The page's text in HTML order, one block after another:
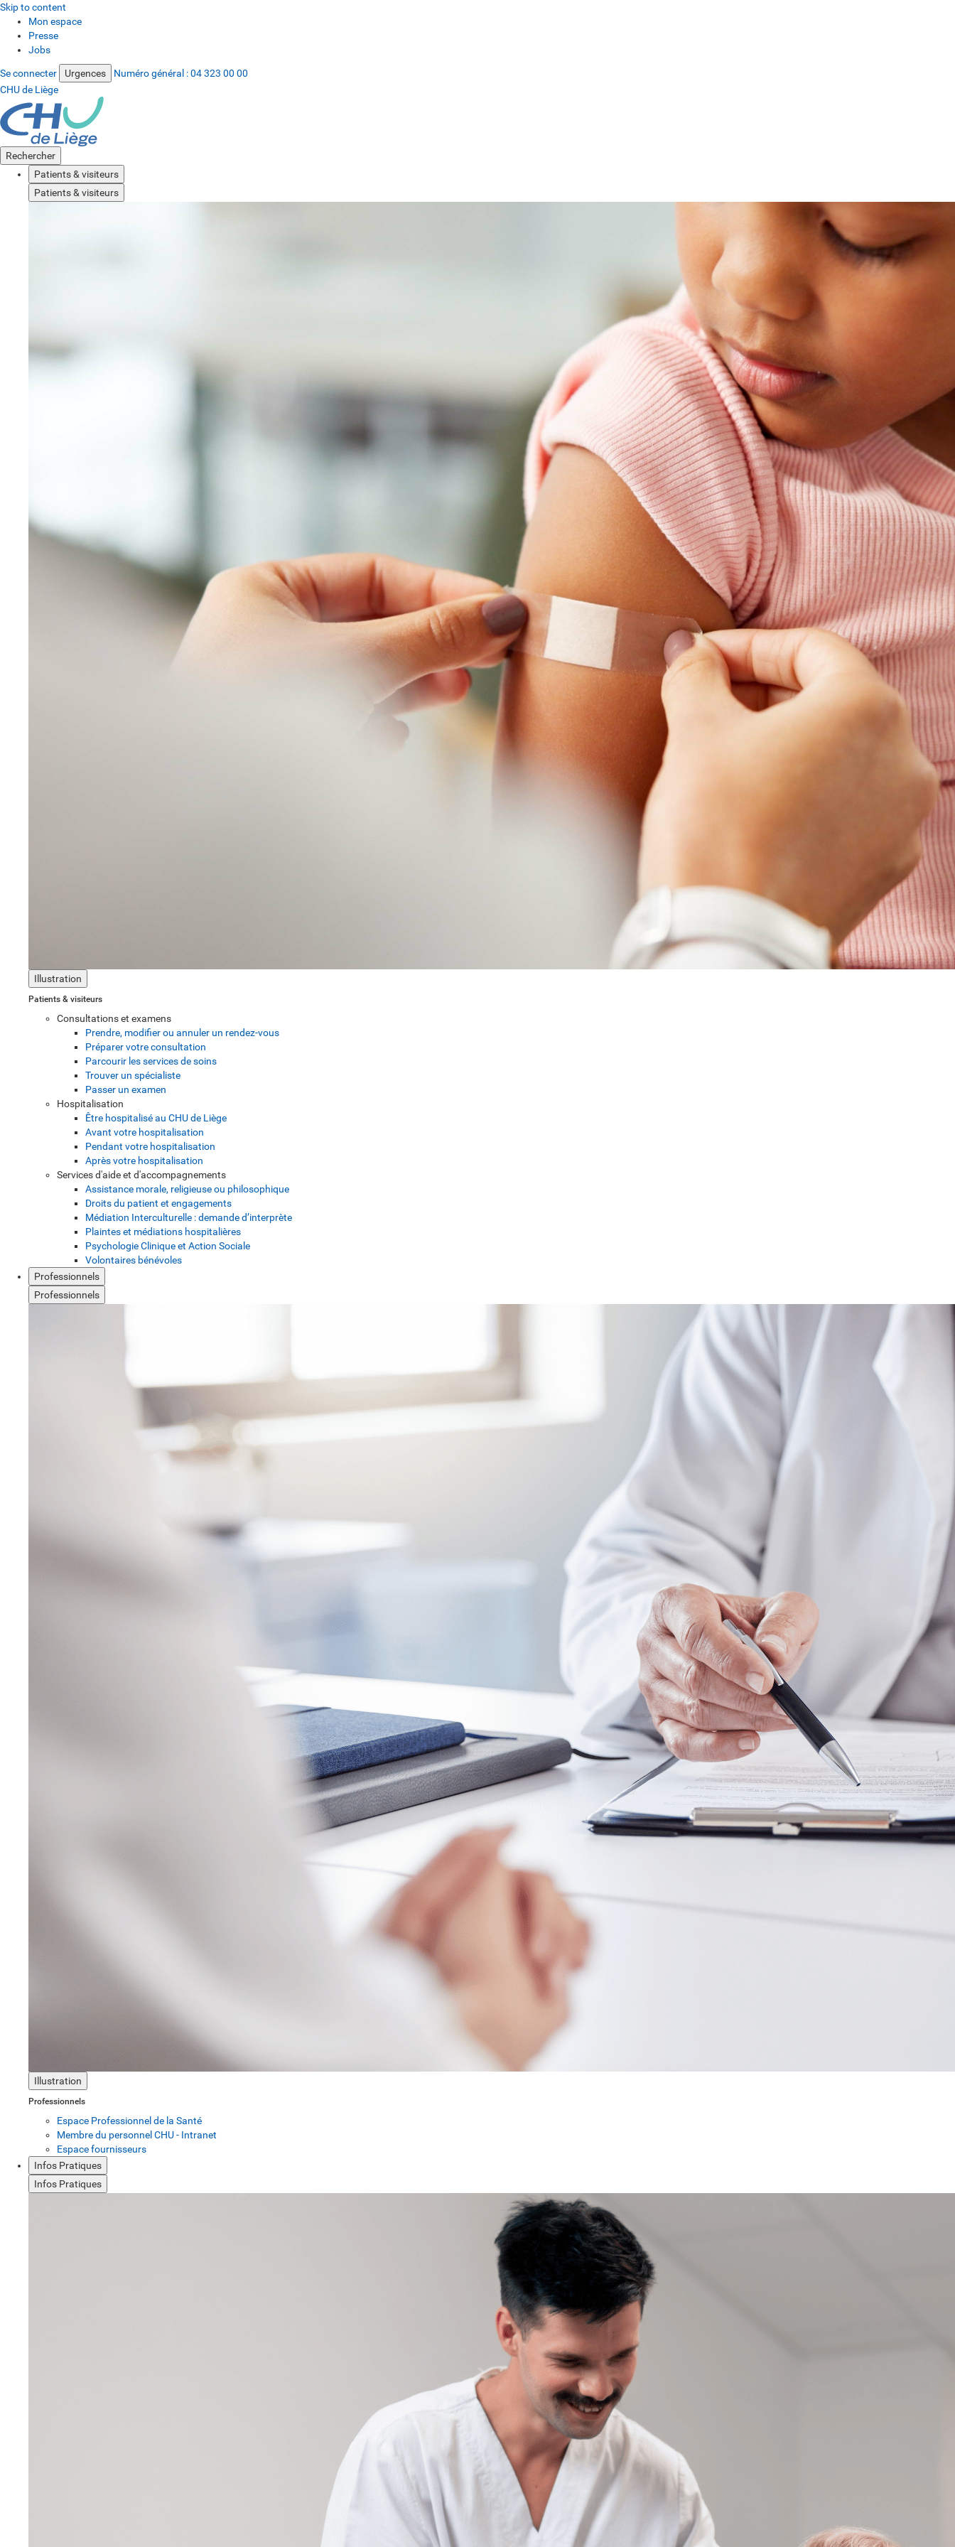
Skip to content
Mon espace
Presse
Jobs
Se connecter Urgences Numéro général :04 323 00 00
CHU de Liège
Rechercher
Patients & visiteurs
Patients & visiteurs
Illustration
Patients & visiteurs
Consultations et examens
Prendre, modifier ou annuler un rendez-vous
Préparer votre consultation
Parcourir les services de soins
Trouver un spécialiste
Passer un examen
Hospitalisation
Être hospitalisé au CHU de Liège
Avant votre hospitalisation
Pendant votre hospitalisation
Après votre hospitalisation
Services d'aide et d'accompagnements
Assistance morale, religieuse ou philosophique
Droits du patient et engagements
Médiation Interculturelle : demande d’interprète
Plaintes et médiations hospitalières
Psychologie Clinique et Action Sociale
Volontaires bénévoles
Professionnels
Professionnels
Illustration
Professionnels
Espace Professionnel de la Santé
Membre du personnel CHU - Intranet
Espace fournisseurs
Infos Pratiques
Infos Pratiques